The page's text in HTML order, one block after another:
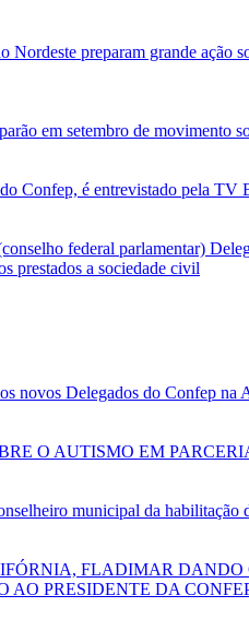
preparam grande
em setembro de movimento
Confep, é entrevistado pela TV
federal parlamentar)
prestados a sociedade civil
novos Delegados do Confep na
O AUTISMO EM
municipal da habilitação
FLADIMAR
AO PRESIDENTE DA